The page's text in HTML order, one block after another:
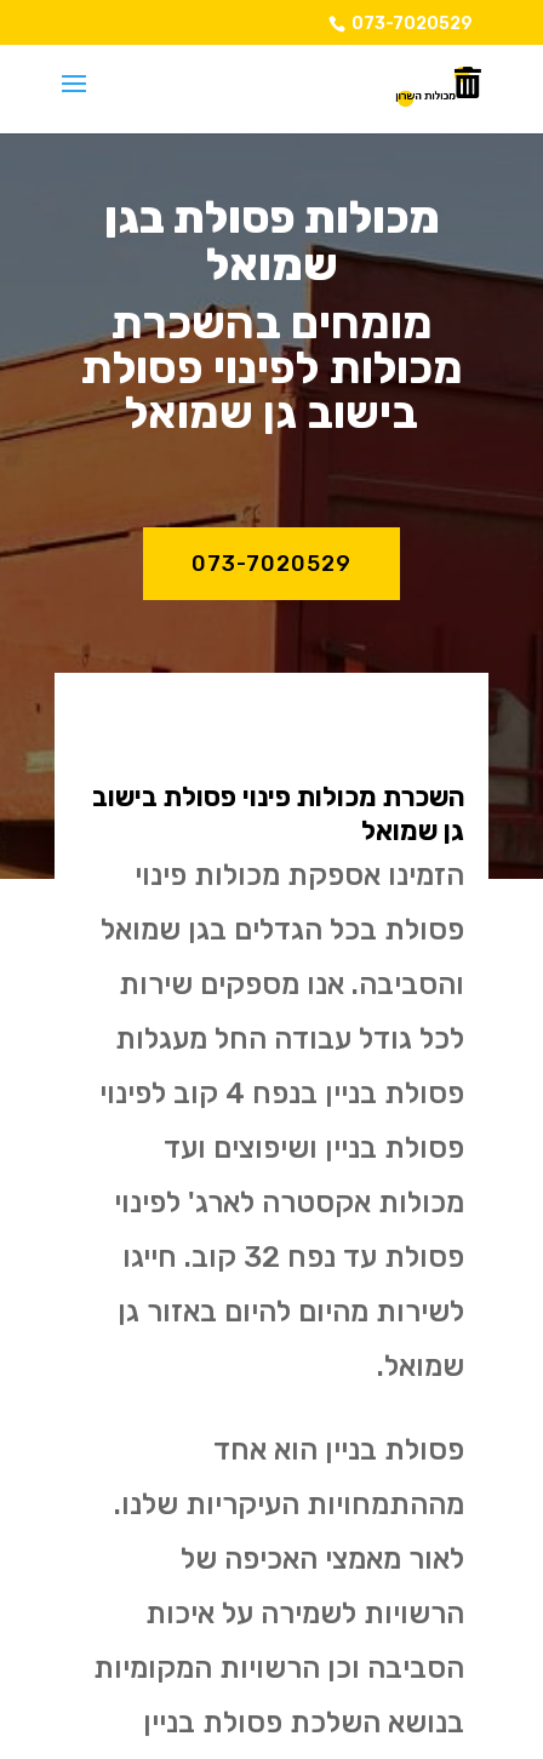
073-7020529
מכולות פסולת בגן
שמואל
מומחים בהשכרת
מכולות לפינוי פסולת
בישוב גן שמואל
073-7020529
השכרת מכולות פינוי פסולת בישוב
גן שמואל
הזמינו אספקת מכולות פינוי
פסולת בכל הגדלים בגן שמואל
והסביבה. אנו מספקים שירות
לכל גודל עבודה החל מעגלות
פסולת בניין בנפח 4 קוב לפינוי
פסולת בניין ושיפוצים ועד
מכולות אקסטרה לארג' לפינוי
פסולת עד נפח 32 קוב. חייגו
לשירות מהיום להיום באזור גן
שמואל.
פסולת בניין הוא אחד
מההתמחויות העיקריות שלנו.
לאור מאמצי האכיפה של
הרשויות לשמירה על איכות
הסביבה וכן הרשויות המקומיות
בנושא השלכת פסולת בניין